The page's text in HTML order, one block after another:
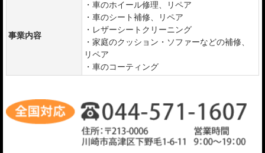
事業内容
・車のホイール修理、リペア
・車のシート補修、リペア
・レザーシートクリーニング
・家庭のクッション・ソファーなどの補修、
リペア
・車のコーティング